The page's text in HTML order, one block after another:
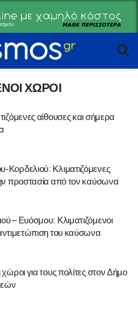
ΧΩΡΟΙ
αίθουσες και σήμερα
Κορδελιού: Κλιματιζόμενες
προστασία από τον καύσωνα
– Ευόσμου: Κλιματιζόμενοι
του καύσωνα
χώροι για τους πολίτες στον Δήμο